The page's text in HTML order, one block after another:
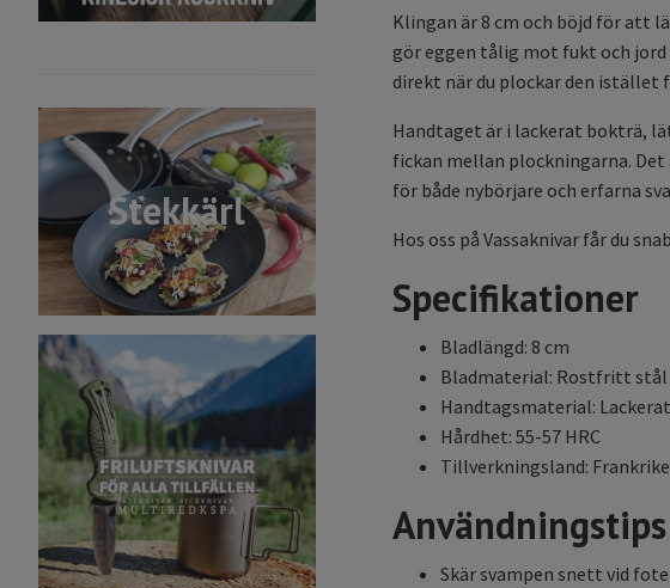
Stekkärl
Klingan är 8 cm och böjd för att
gör eggen tålig mot fukt och jord
direkt när du plockar den istället
Handtaget är i lackerat bokträ,
fickan mellan plockningarna.
för både nybörjare och erfarna
Hos oss på Vassaknivar får du
Specifikationer
Bladlängd: 8 cm
Bladmaterial: Rostfritt stål
Handtagsmaterial:
Hårdhet: 55-57 HRC
Tillverkningsland: Frankrike
Användningstips
Skär svampen snett vid